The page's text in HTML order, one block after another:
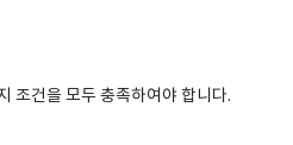
조건을 모두 충족하여야 합니다.